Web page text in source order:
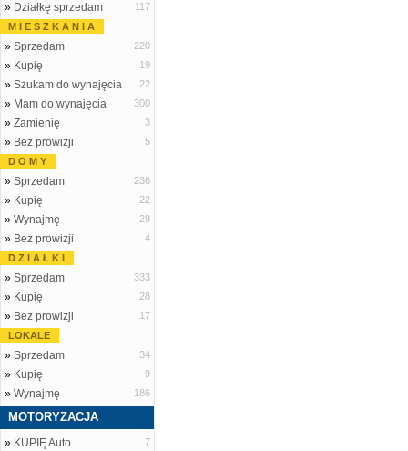
» Działkę sprzedam
117
M I E S Z K A N I A
» Sprzedam 220
» Kupię 19
» Szukam do wynajęcia 22
» Mam do wynajęcia 300
» Zamienię 3
» Bez prowizji
5
D O M Y
» Sprzedam 236
» Kupię 22
» Wynajmę 29
» Bez prowizji
4
D Z I A Ł K I
» Sprzedam 333
» Kupię 28
» Bez prowizji
17
LOKALE
» Sprzedam 34
» Kupię 9
» Wynajmę 186
MOTORYZACJA
» KUPIĘ Auto 7